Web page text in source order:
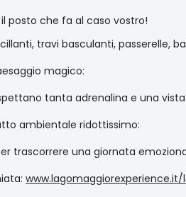
posto che fa al caso vostro!
travi basculanti, passerelle,
magico:
tanta adrenalina e una
ambientale ridottissimo:
trascorrere una giornata